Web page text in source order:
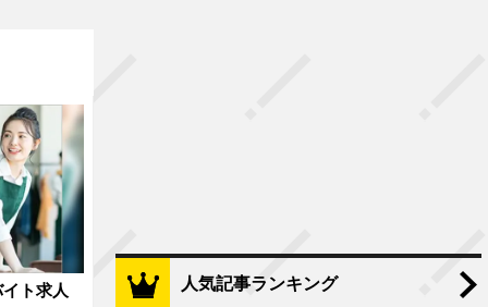
ト求人 人気記事ランキング